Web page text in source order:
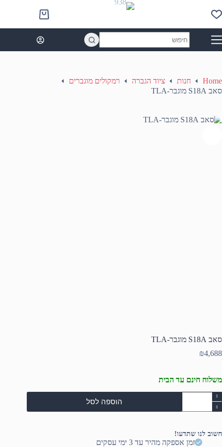
to
content
Shopping
cart
results
Home חנות ציוד הגברה
רמקולים מוגברים
סאב S18A מוגבר-TLA
סאב S18A מוגבר-TLA
₪4,688
משלוח חינם עד הבית
כמות
של
סאב
TLA
הוספה לסל
חשוב לנו שתדעו!
זמן אספקה מהיר עד 3 ימי עסקים